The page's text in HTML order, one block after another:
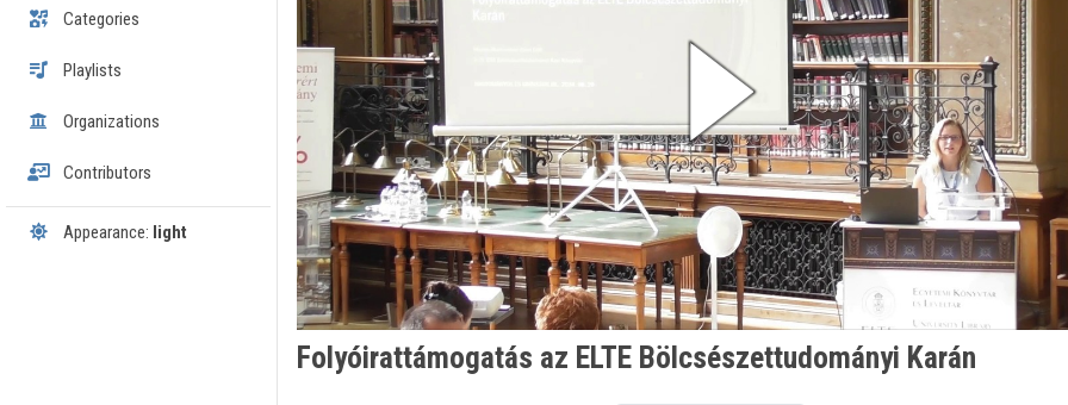
Categories
Playlists
Organizations
Contributors
Appearance: light
Folyóirattámogatás az ELTE Bölcsészettudományi Karán